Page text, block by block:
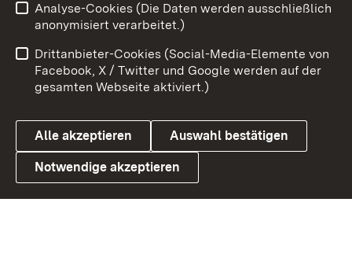
Link zum Landesportal
Benutzungshinweise
Barrierefreiheit
Datenschutz
Cookies
Analyse-Cookies (Die Daten werden ausschließlich
anonymisiert verarbeitet.)
Drittanbieter-Cookies (Social-Media-Elemente von
Facebook, X / Twitter und Google werden auf der
gesamten Webseite aktiviert.)
Alle akzeptieren Auswahl bestätigen
Notwendige akzeptieren